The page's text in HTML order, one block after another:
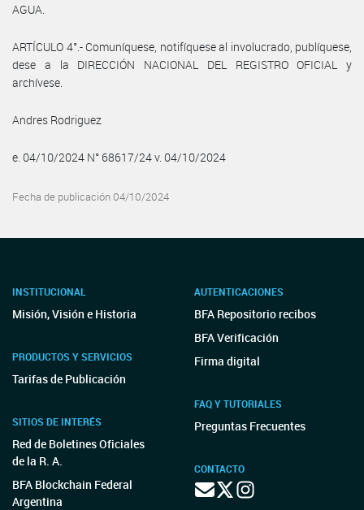
AGUA.
ARTÍCULO 4°.- Comuníquese, notifíquese al involucrado, publíquese,
dese a la DIRECCIÓN NACIONAL DEL REGISTRO OFICIAL y
archívese.
Andres Rodriguez
e. 04/10/2024 N° 68617/24 v. 04/10/2024
Fecha de publicación 04/10/2024
INSTITUCIONAL
Misión, Visión e Historia
PRODUCTOS Y SERVICIOS
Tarifas de Publicación
SITIOS DE INTERÉS
Red de Boletines Oficiales
de la R. A.
BFA Blockchain Federal
Argentina
AUTENTICACIONES
BFA Repositorio recibos
BFA Verificación
Firma digital
FAQ Y TUTORIALES
Preguntas Frecuentes
CONTACTO